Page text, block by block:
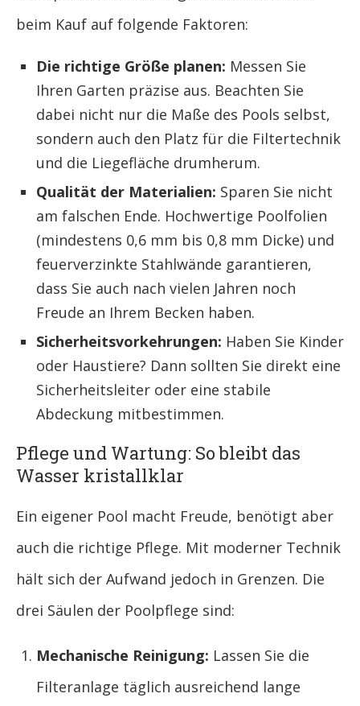
beim Kauf auf folgende Faktoren:
Die richtige Größe planen: Messen Sie
Ihren Garten präzise aus. Beachten Sie
dabei nicht nur die Maße des Pools selbst,
sondern auch den Platz für die Filtertechnik
und die Liegefläche drumherum.
Qualität der Materialien: Sparen Sie nicht
am falschen Ende. Hochwertige Poolfolien
(mindestens 0,6 mm bis 0,8 mm Dicke) und
feuerverzinkte Stahlwände garantieren,
dass Sie auch nach vielen Jahren noch
Freude an Ihrem Becken haben.
Sicherheitsvorkehrungen: Haben Sie Kinder
oder Haustiere? Dann sollten Sie direkt eine
Sicherheitsleiter oder eine stabile
Abdeckung mitbestimmen.
Pflege und Wartung: So bleibt das
Wasser kristallklar
Ein eigener Pool macht Freude, benötigt aber
auch die richtige Pflege. Mit moderner Technik
hält sich der Aufwand jedoch in Grenzen. Die
drei Säulen der Poolpflege sind:
Mechanische Reinigung: Lassen Sie die
Filteranlage täglich ausreichend lange